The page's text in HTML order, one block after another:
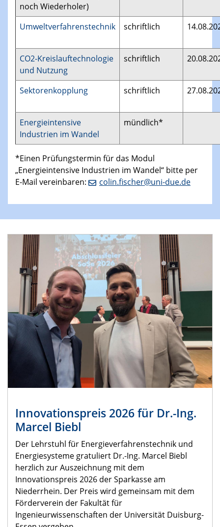
noch Wiederholer)
Umweltverfahrenstechnik schriftlich
CO2-Kreislauftechnologie
und Nutzung
schriftlich
Sektorenkopplung schriftlich
Energieintensive
Industrien im Wandel
mündlich*
*Einen Prüfungstermin für das Modul
„Energieintensive Industrien im Wandel“ bitte per
E-Mail vereinbaren:
colin.fischer@uni-due.de
Innovationspreis 2026 für Dr.-Ing.
Marcel Biebl
Der Lehrstuhl für Energieverfahrenstechnik und
Energiesysteme gratuliert Dr.-Ing. Marcel Biebl
herzlich zur Auszeichnung mit dem
Innovationspreis 2026 der Sparkasse am
Niederrhein. Der Preis wird gemeinsam mit dem
Förderverein der Fakultät für
Ingenieurwissenschaften der Universität Duisburg-